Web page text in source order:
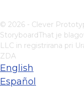
© 2026 - Clever
StoryboardThat je
LLC in registrirana pri
ZDA
English
Español